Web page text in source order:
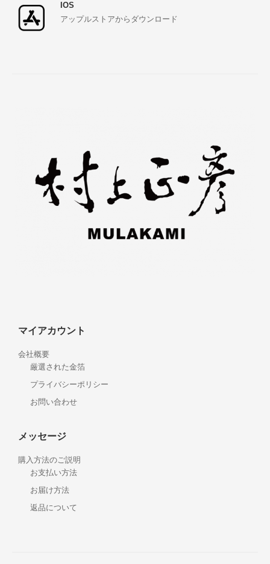
IOS
アップルストアからダウンロード
マイアカウント
会社概要
厳選された金箔
プライバシーポリシー
お問い合わせ
メッセージ
購入方法のご説明
お支払い方法
お届け方法
返品について